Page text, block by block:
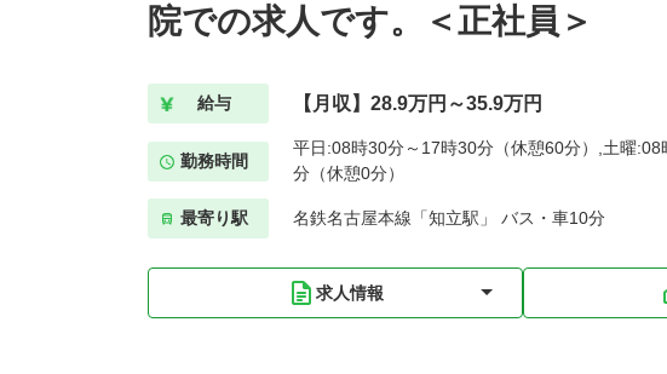
院での求人です。＜正社員＞
給与 【月収】28.9万円～35.9万円
勤務時間
平日:08時30分～17時30分（休憩60分）,土曜
分（休憩0分）
最寄り駅 名鉄名古屋本線「知立駅」 バス・車10分
求人情報